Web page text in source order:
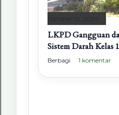
Oktober 10, 2024
LKPD Gangguan
Sistem Darah Kelas
Berbagi 1 komentar